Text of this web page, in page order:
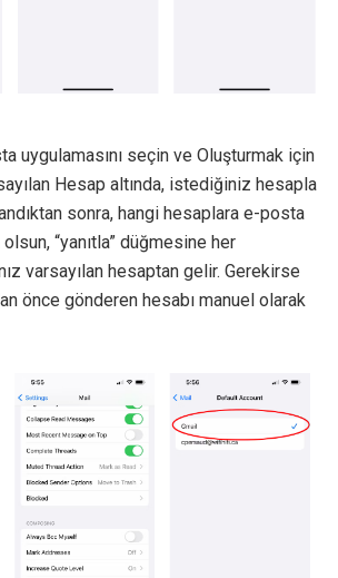
uygulamasını seçin ve Oluşturmak için
Hesap altında, istediğiniz hesapla
sonra, hangi hesaplara e-posta
“yanıtla” düğmesine her
varsayılan hesaptan gelir. Gerekirse
önce gönderen hesabı manuel olarak